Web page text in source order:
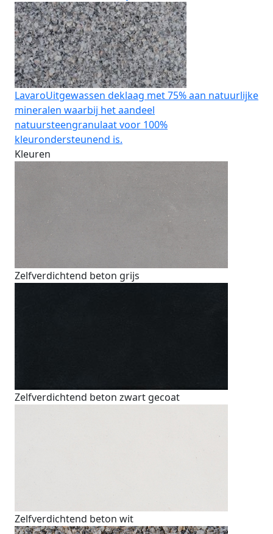
LavaroUitgewassen deklaag met 75% aan natuurlijke
mineralen waarbij het aandeel
natuursteengranulaat voor 100%
kleurondersteunend is.
Kleuren
Zelfverdichtend beton grijs
Zelfverdichtend beton zwart gecoat
Zelfverdichtend beton wit